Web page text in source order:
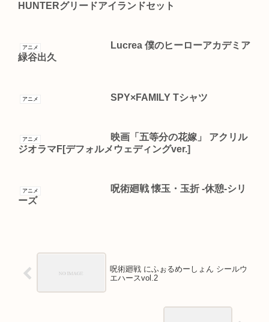
HUNTERグリードアイランドセット
アニメ
Lucrea 僕のヒーローアカデミア
緑谷出久
アニメ SPY×FAMILY Tシャツ
アニメ
映画「五等分の花嫁」 アクリル
ジオラマF[デフォルメウェディングver.]
アニメ
呪術廻戦 懐玉・玉折 -休憩-シリ
ーズ
呪術廻戦 にふぉるめーしょん シールウ
エハースvol.2